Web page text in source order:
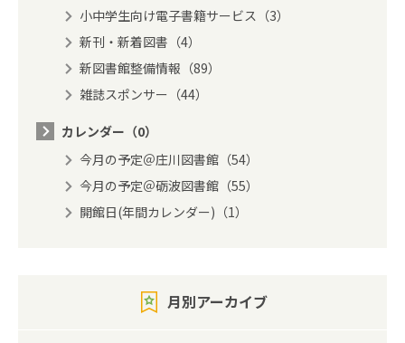
小中学生向け電子書籍サービス（3）
新刊・新着図書（4）
新図書館整備情報（89）
雑誌スポンサー（44）
カレンダー（0）
今月の予定＠庄川図書館（54）
今月の予定＠砺波図書館（55）
開館日(年間カレンダー)（1）
月別アーカイブ